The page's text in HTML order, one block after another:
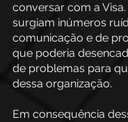
conversar com a
surgiam inúmeros
comunicação e de
que poderia
de problemas para
dessa organização.
Em consequência